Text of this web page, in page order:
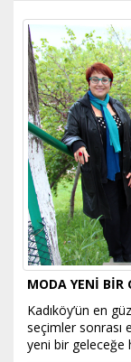
MODA YENİ BİR
Kadıköy’ün en
seçimler sonrası
yeni bir geleceğe